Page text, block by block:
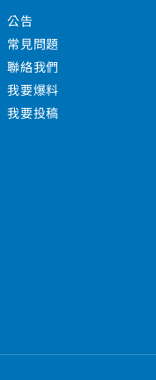
公告
常見問題
聯絡我們
我要爆料
我要投稿